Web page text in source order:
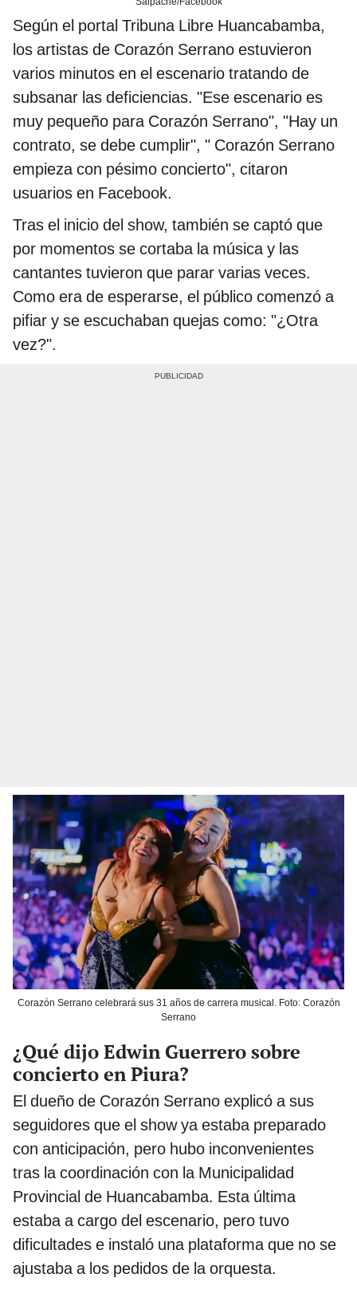
Según el portal Tribuna Libre Huancabamba,
los artistas de Corazón Serrano estuvieron
varios minutos en el escenario tratando de
subsanar las deficiencias. "Ese escenario es
muy pequeño para Corazón Serrano", "Hay un
contrato, se debe cumplir", " Corazón Serrano
empieza con pésimo concierto", citaron
usuarios en Facebook.
Tras el inicio del show, también se captó que
por momentos se cortaba la música y las
cantantes tuvieron que parar varias veces.
Como era de esperarse, el público comenzó a
pifiar y se escuchaban quejas como: "¿Otra
vez?".
Corazón Serrano celebrará sus 31 años de carrera musical. Foto: Corazón
Serrano
¿Qué dijo Edwin Guerrero sobre
concierto en Piura?
El dueño de Corazón Serrano explicó a sus
seguidores que el show ya estaba preparado
con anticipación, pero hubo inconvenientes
tras la coordinación con la Municipalidad
Provincial de Huancabamba. Esta última
estaba a cargo del escenario, pero tuvo
dificultades e instaló una plataforma que no se
ajustaba a los pedidos de la orquesta.